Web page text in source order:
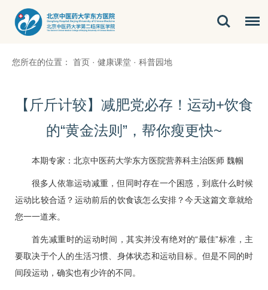
您所在的位置： 首页 · 健康课堂 · 科普园地
​【斤斤计较】减肥党必存！运动+饮食
的“黄金法则”，帮你瘦更快~
本期专家：北京中医药大学东方医院营养科主治医师 魏帼
很多人依靠运动减重，但同时存在一个困惑，到底什么时候
运动比较合适？运动前后的饮食该怎么安排？今天这篇文章就给
您一一道来。
首先减重时的运动时间，其实并没有绝对的“最佳”标准，主
要取决于个人的生活习惯、身体状态和运动目标。但是不同的时
间段运动，确实也有少许的不同。